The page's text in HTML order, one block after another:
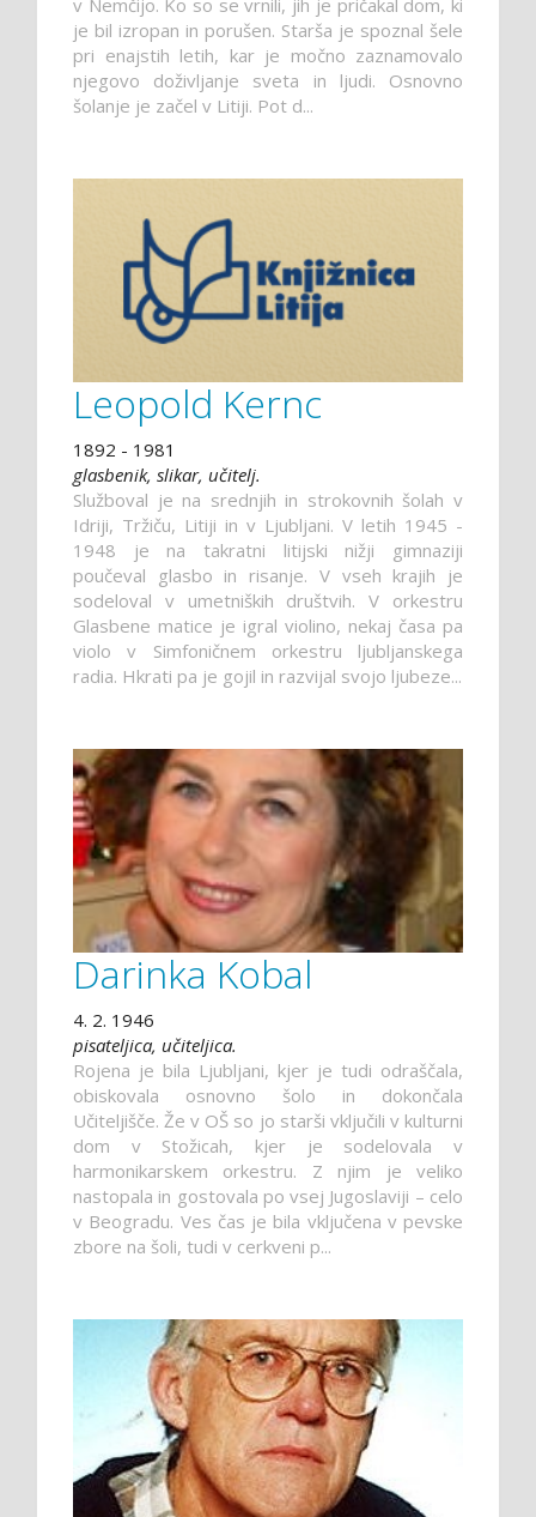
je bil izropan in porušen. Starša je spoznal šele
pri enajstih letih, kar je močno zaznamovalo
njegovo doživljanje sveta in ljudi. Osnovno
šolanje je začel v Litiji. Pot d...
Leopold Kernc
1892 - 1981
glasbenik, slikar, učitelj.
Služboval je na srednjih in strokovnih šolah v
Idriji, Tržiču, Litiji in v Ljubljani. V letih 1945 -
1948 je na takratni litijski nižji gimnaziji
poučeval glasbo in risanje. V vseh krajih je
sodeloval v umetniških društvih. V orkestru
Glasbene matice je igral violino, nekaj časa pa
violo v Simfoničnem orkestru ljubljanskega
radia. Hkrati pa je gojil in razvijal svojo ljubeze...
Darinka Kobal
4. 2. 1946
pisateljica, učiteljica.
Rojena je bila Ljubljani, kjer je tudi odraščala,
obiskovala osnovno šolo in dokončala
Učiteljišče. Že v OŠ so jo starši vključili v kulturni
dom v Stožicah, kjer je sodelovala v
harmonikarskem orkestru. Z njim je veliko
nastopala in gostovala po vsej Jugoslaviji – celo
v Beogradu. Ves čas je bila vključena v pevske
zbore na šoli, tudi v cerkveni p...